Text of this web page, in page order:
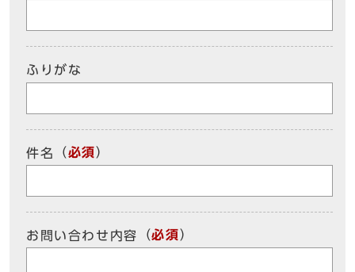
ふりがな
件名 （必須）
お問い合わせ内容 （必須）